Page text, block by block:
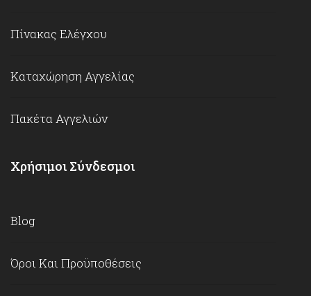
Πίνακας Ελέγχου
Καταχώρηση Αγγελίας
Πακέτα Αγγελιών
Χρήσιμοι Σύνδεσμοι
Blog
Όροι Και Προϋποθέσεις